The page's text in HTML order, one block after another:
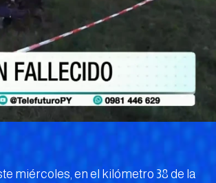
miércoles, en el kilómetro 38 de la